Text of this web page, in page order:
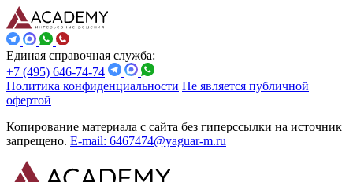
Единая справочная служба:
+7 (495) 646-74-74
Политика конфиденциальности Не является публичной
офертой
Копирование материала с сайта без гиперссылки на источник
запрещено. E-mail: 6467474@yaguar-m.ru